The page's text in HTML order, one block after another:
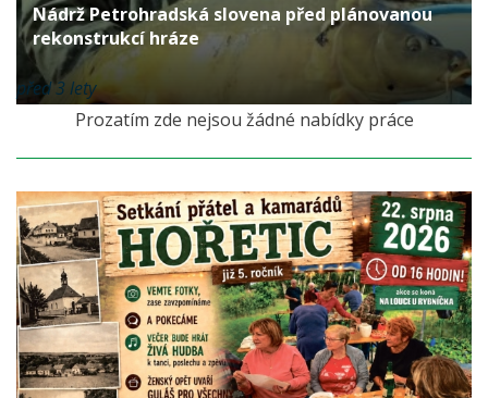
Nádrž Petrohradská slovena před plánovanou
rekonstrukcí hráze
před 3 lety
Prozatím zde nejsou žádné nabídky práce